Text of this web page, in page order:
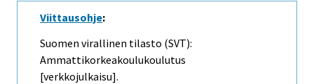
Viittausohje:
Suomen virallinen tilasto (SVT):
Ammattikorkeakoulukoulutus
[verkkojulkaisu].